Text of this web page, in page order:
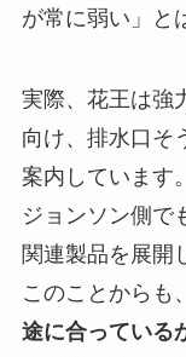
が常に弱い」と
実際、花王は強
向け、排水口そ
案内しています。
ジョンソン側で
関連製品を展開
このことからも
途に合っている